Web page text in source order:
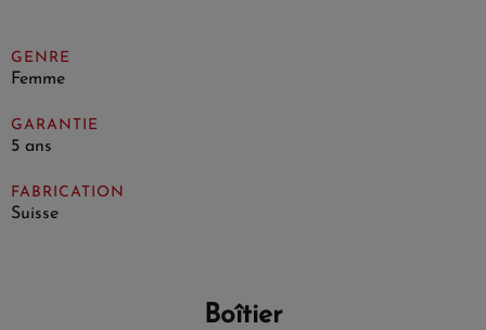
GENRE
Femme
GARANTIE
5 ans
FABRICATION
Suisse
Boîtier